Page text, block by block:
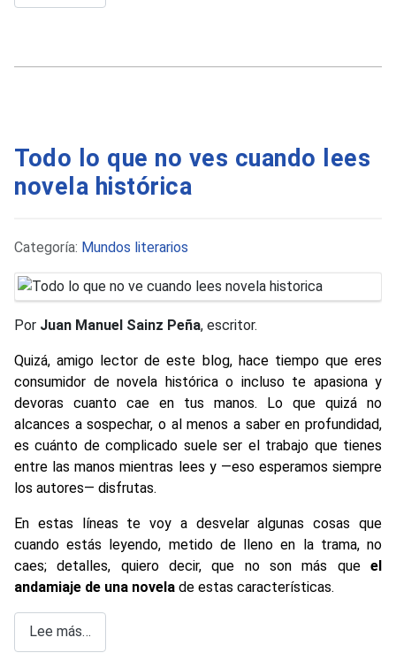
Todo lo que no ves cuando lees
novela histórica
Detalles
Categoría: Mundos literarios
Por Juan Manuel Sainz Peña, escritor.
Quizá, amigo lector de este blog, hace tiempo que eres
consumidor de novela histórica o incluso te apasiona y
devoras cuanto cae en tus manos. Lo que quizá no
alcances a sospechar, o al menos a saber en profundidad,
es cuánto de complicado suele ser el trabajo que tienes
entre las manos mientras lees y —eso esperamos siempre
los autores— disfrutas.
En estas líneas te voy a desvelar algunas cosas que
cuando estás leyendo, metido de lleno en la trama, no
caes; detalles, quiero decir, que no son más que el
andamiaje de una novela de estas características.
Lee más…